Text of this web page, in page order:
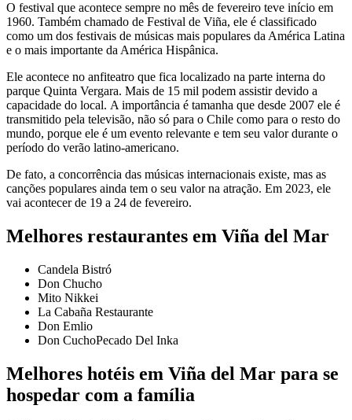
O festival que acontece sempre no mês de fevereiro teve início em
1960. Também chamado de Festival de Viña, ele é classificado
como um dos festivais de músicas mais populares da América Latina
e o mais importante da América Hispânica.
Ele acontece no anfiteatro que fica localizado na parte interna do
parque Quinta Vergara. Mais de 15 mil podem assistir devido a
capacidade do local. A importância é tamanha que desde 2007 ele é
transmitido pela televisão, não só para o Chile como para o resto do
mundo, porque ele é um evento relevante e tem seu valor durante o
período do verão latino-americano.
De fato, a concorrência das músicas internacionais existe, mas as
canções populares ainda tem o seu valor na atração. Em 2023, ele
vai acontecer de 19 a 24 de fevereiro.
Melhores restaurantes em Viña del Mar
Candela Bistró
Don Chucho
Mito Nikkei
La Cabaña Restaurante
Don Emlio
Don CuchoPecado Del Inka
Melhores hotéis em Viña del Mar para se
hospedar com a família